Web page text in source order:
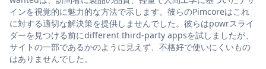
インを視覚的に魅力的な方法で示します。彼らのPimcoreはこれ
に対する適切な解決策を提供しませんでした。彼らはpowrスライ
ダーを見つける前にdifferent third-party appsを試しましたが、
サイトの一部であるかのように見えず、不格好で使いにくいもの
はありませんでした。